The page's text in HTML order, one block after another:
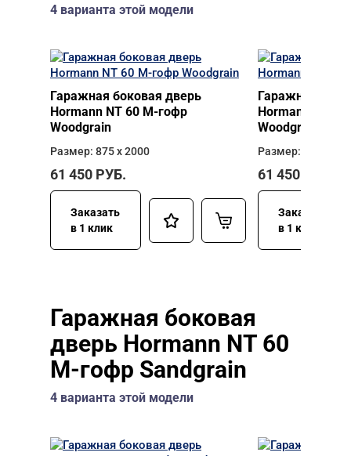
4 варианта этой модели
Гаражная боковая дверь
Hormann NT 60 M-гофр
Woodgrain
Размер: 875 х 2000
61 450 РУБ.
Заказать
в 1 клик
Гаражная
Hormann NT
Woodgrain
Размер: 875 х
61 450
Заказать
в 1 клик
Гаражная боковая
дверь Hormann NT 60
M-гофр Sandgrain
4 варианта этой модели